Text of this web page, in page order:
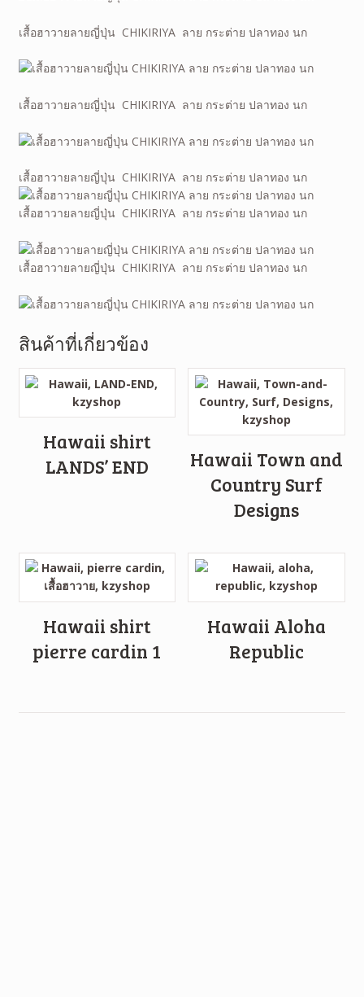
เสื้อฮาวายลายญี่ปุ่น CHIKIRIYA ลาย กระต่าย ปลาทอง นก
เสื้อฮาวายลายญี่ปุ่น CHIKIRIYA ลาย กระต่าย ปลาทอง นก
เสื้อฮาวายลายญี่ปุ่น CHIKIRIYA ลาย กระต่าย ปลาทอง นก
เสื้อฮาวายลายญี่ปุ่น CHIKIRIYA ลาย กระต่าย ปลาทอง นก
เสื้อฮาวายลายญี่ปุ่น CHIKIRIYA ลาย กระต่าย ปลาทอง นก
สินค้าที่เกี่ยวข้อง
Hawaii shirt
LANDS’ END
Hawaii Town and
Country Surf
Designs
Hawaii shirt
pierre cardin 1
Hawaii Aloha
Republic